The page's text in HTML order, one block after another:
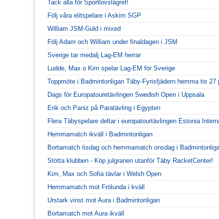
Tack alla för Sportlovslägret!
Följ våra elitspelare i Askim SGP
William JSM-Guld i mixed
Följ Adam och William under finaldagen i JSM
Sverige tar medalj Lag-EM herrar
Ludde, Max o Kim spelar Lag-EM för Sverige
Toppmöte i Badmintonligan Täby-Fyrisfjädern hemma tis 27
Dags för Europatouretävlingen Swedish Open i Uppsala
Erik och Paniz på Paratävling i Egypten
Flera Täbyspelare deltar i europatourtävlingen Estonia
Hemmamatch ikväll i Badmintonligan
Bortamatch tisdag och hemmamatch onsdag i
Stötta klubben - Köp julgranen utanför Täby RacketCenter!
Kim, Max och Sofia tävlar i Welsh Open
Hemmamatch mot Frölunda i kväll
Urstark vinst mot Aura i Badmintonligan
Bortamatch mot Aura ikväll